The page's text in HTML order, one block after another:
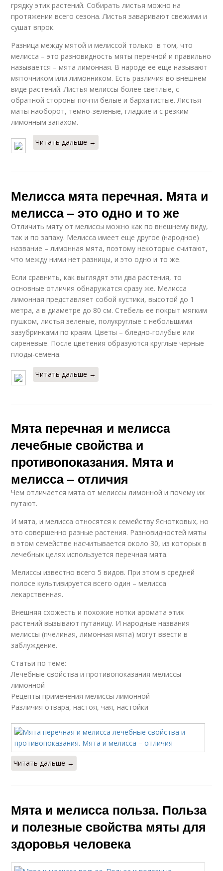
грядку этих растений. Собирать листья можно на
протяжении всего сезона. Листья заваривают свежими и
сушат впрок.
Разница между мятой и мелиссой только в том, что
мелисса – это разновидность мяты перечной и правильно
называется – мята лимонная. В народе ее еще называют
мяточником или лимонником. Есть различия во внешнем
виде растений. Листья мелиссы более светлые, с
обратной стороны почти белые и бархатистые. Листья
маты наоборот, темно-зеленые, гладкие и с резким
лимонным запахом.
Читать дальше →
Мелисса мята перечная. Мята и
мелисса – это одно и то же
Отличить мяту от мелиссы можно как по внешнему виду,
так и по запаху. Мелисса имеет еще другое (народное)
название – лимонная мята, поэтому некоторые считают,
что между ними нет разницы, и это одно и то же.
Если сравнить, как выглядят эти два растения, то
основные отличия обнаружатся сразу же. Мелисса
лимонная представляет собой кустики, высотой до 1
метра, а в диаметре до 80 см. Стебель ее покрыт мягким
пушком, листья зеленые, полукруглые с небольшими
зазубринками по краям. Цветы – бледно-голубые или
сиреневые. После цветения образуются круглые черные
плоды-семена.
Читать дальше →
Мята перечная и мелисса
лечебные свойства и
противопоказания. Мята и
мелисса – отличия
Чем отличается мята от мелиссы лимонной и почему их
путают.
И мята, и мелисса относятся к семейству Яснотковых, но
это совершенно разные растения. Разновидностей мяты
в этом семействе насчитывается около 30, из которых в
лечебных целях используется перечная мята.
Мелиссы известно всего 5 видов. При этом в средней
полосе культивируется всего один – мелисса
лекарственная.
Внешняя схожесть и похожие нотки аромата этих
растений вызывают путаницу. И народные названия
мелиссы (пчелиная, лимонная мята) могут ввести в
заблуждение.
Статьи по теме:
Лечебные свойства и противопоказания мелиссы
лимонной
Рецепты применения мелиссы лимонной
Различия отвара, настоя, чая, настойки
Читать дальше →
Мята и мелисса польза. Польза
и полезные свойства мяты для
здоровья человека